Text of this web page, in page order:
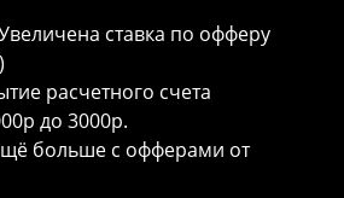
ставка по офферу
расчетного счета
до 3000р.
больше с офферами от